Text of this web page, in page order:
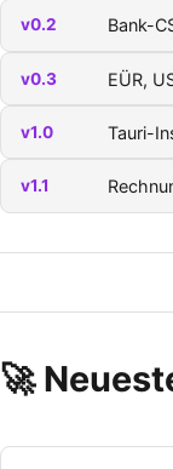
v0.2 Bank-
v0.3 EÜR,
v1.0 Tauri-
v1.1
🚀